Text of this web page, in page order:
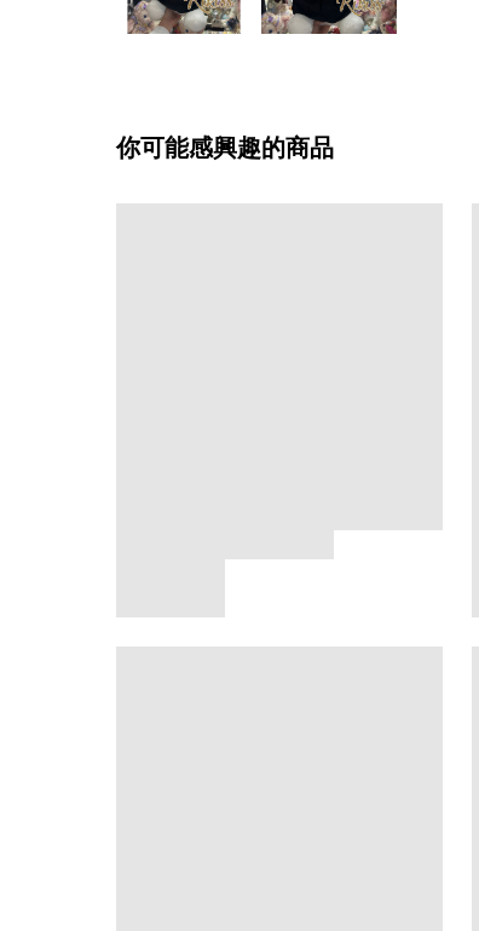
你可能感興趣的商品